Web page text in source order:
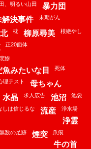
、明るい山田 暴力団
解決事件 末期がん
枕 柳原尋美 根絶やし
正20面体
惨
魚みたいな目 死体
理テスト 母ちゃん
水晶 求人広告 池沼 池袋
しは信じるな 流産 浄水場
浄霊
無数の足跡 煙突 爪痕
牛の首